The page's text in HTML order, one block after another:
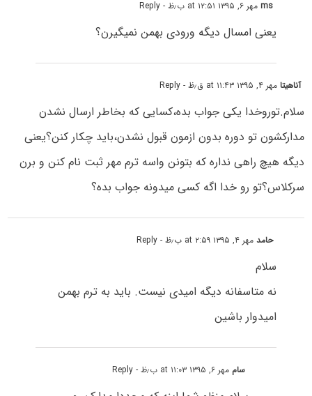
msمهر ۶, ۱۳۹۵ at ۱۲:۵۱ ب٫ظ - Reply
یعنی امسال دیگه ورودی بهمن نمیگیرن؟
آناهیتامهر ۴, ۱۳۹۵ at ۱۱:۴۳ ق٫ظ - Reply
سلام.توروخدا یکی جواب بده،کسایی که بخاطر ارسال نشدن
مدارکشون تو دوره بدون ازمون قبول نشدن،باید چکار کنن؟یعنی
دیگه هیچ راهی نداره که بتونن واسه ترم مهر ثبت نام کنن و برن
سرکلاس؟تو رو خدا اگه کسی میدونه جواب بده؟
حامدمهر ۴, ۱۳۹۵ at ۲:۵۹ ب٫ظ - Reply
سلام
نه متاسفانه دیگه امیدی نیست. باید به ترم بهمن
امیدوار باشین
سام مهر ۶, ۱۳۹۵ at ۱۱:۰۳ ب٫ظ - Reply